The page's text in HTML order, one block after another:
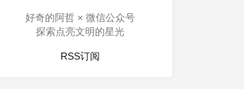
好奇的阿哲 × 微信公众号
探索点亮文明的星光
RSS订阅